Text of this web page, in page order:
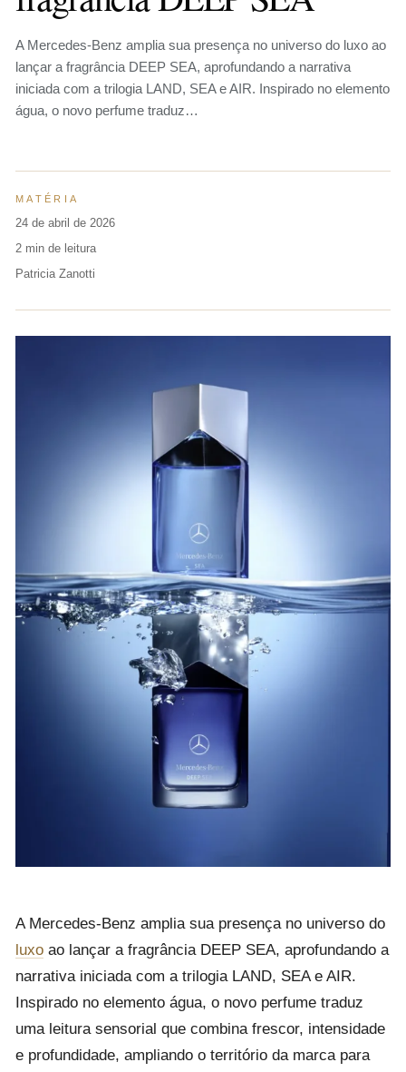
A Mercedes-Benz amplia sua presença no universo do luxo ao
lançar a fragrância DEEP SEA, aprofundando a narrativa
iniciada com a trilogia LAND, SEA e AIR. Inspirado no elemento
água, o novo perfume traduz…
MATÉRIA
24 de abril de 2026
2 min de leitura
Patricia Zanotti
A Mercedes-Benz amplia sua presença no universo do
luxo ao lançar a fragrância DEEP SEA, aprofundando a
narrativa iniciada com a trilogia LAND, SEA e AIR.
Inspirado no elemento água, o novo perfume traduz
uma leitura sensorial que combina frescor, intensidade
e profundidade, ampliando o território da marca para